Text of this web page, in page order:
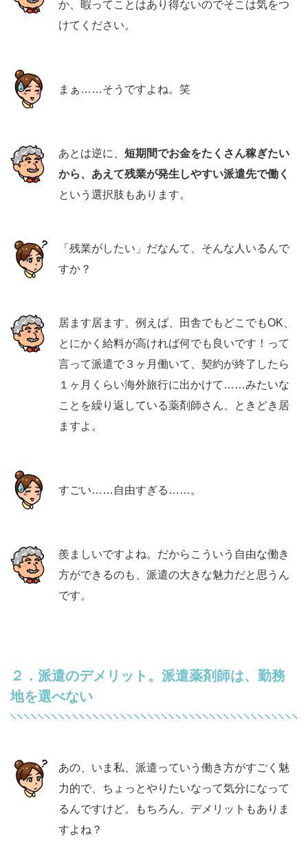
か、暇ってことはあり得ないのでそこは気をつ
けてください。
まぁ……そうですよね。笑
あとは逆に、 短期間でお金をたくさん稼ぎたい
から、あえて残業が発生しやすい派遣先で働く
という選択肢もあります。
「残業がしたい」だなんて、そんな人いるんで
すか？
居ます居ます。例えば、田舎でもどこでもOK、
とにかく給料が高ければ何でも良いです！って
言って派遣で３ヶ月働いて、契約が終了したら
１ヶ月くらい海外旅行に出かけて……みたいな
ことを繰り返している薬剤師さん、ときどき居
ますよ。
すごい……自由すぎる……。
羨ましいですよね。だからこういう自由な働き
方ができるのも、派遣の大きな魅力だと思うん
です。
２．派遣のデメリット。派遣薬剤師は、勤務
地を選べない
あの、いま私、派遣っていう働き方がすごく魅
力的で、ちょっとやりたいなって気分になって
るんですけど。もちろん、デメリットもありま
すよね？